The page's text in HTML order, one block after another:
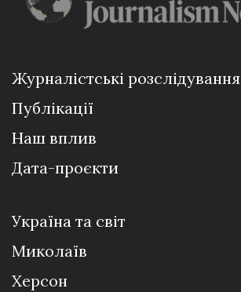
Журналістські розслідування
Публікації
Наш вплив
Дата-проєкти
Україна та світ
Миколаїв
Херсон